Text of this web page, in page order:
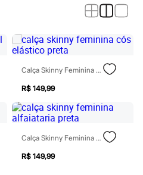
Calça Skinny Feminina Cós Elástico Preta
R$ 149,99
Calça Skinny Feminina Alfaiataria Preta
R$ 149,99